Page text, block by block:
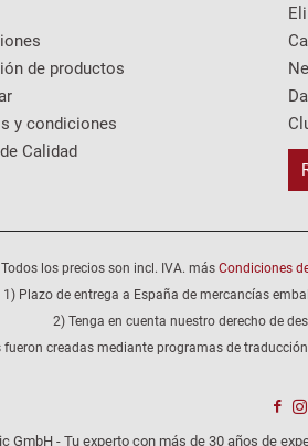
de productos
y condiciones
Calidad
los precios son incl. IVA. más Condiciones
1) Plazo de entrega a España de mercancías
2) Tenga en cuenta nuestro derecho de
fueron creadas mediante programas de
GmbH - Tu experto con más de 30 años de